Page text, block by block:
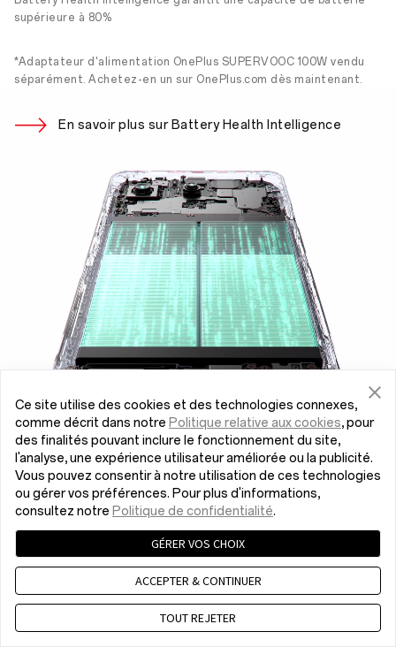
supérieure à 80%
*Adaptateur d'alimentation OnePlus SUPERVOOC 100W vendu
séparément. Achetez-en un sur OnePlus.com dès maintenant.
En savoir plus sur Battery Health Intelligence
Ce site utilise des cookies et des technologies connexes,
comme décrit dans notre Politique relative aux cookies, pour
des finalités pouvant inclure le fonctionnement du site,
l'analyse, une expérience utilisateur améliorée ou la publicité.
Vous pouvez consentir à notre utilisation de ces technologies
ou gérer vos préférences. Pour plus d'informations,
consultez notre Politique de confidentialité.
GÉRER VOS CHOIX
ACCEPTER & CONTINUER
TOUT REJETER